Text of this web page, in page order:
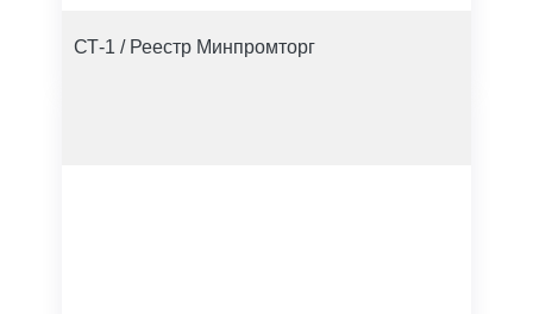
СТ-1 / Реестр Минпромторг